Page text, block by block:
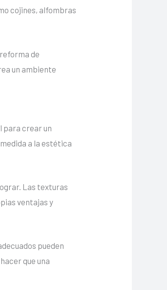
cojines, alfombras
de
un ambiente
para crear un
a la estética
Las texturas
ventajas y
pueden
que una